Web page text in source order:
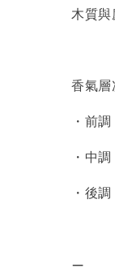
木質
香氣層
・前
・中
・後
—